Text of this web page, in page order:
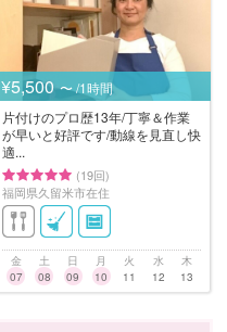
¥5,500 〜 /1時間
片付けのプロ歴13年/丁寧＆作業
が早いと好評です/動線を見直し快
適...
(19回)
福岡県久留米市在住
金
07
土
08
日
09
月
10
火
11
水
12
木
13